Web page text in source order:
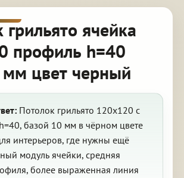
ячейка
профиль h=40
мм цвет черный
Потолок грильято 120х120 с
базой 10 мм в чёрном цвете
интерьеров, где нужны ещё
модуль ячейки, средняя
более выраженная линия